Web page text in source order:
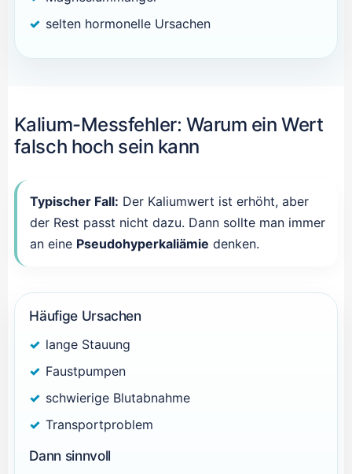
selten hormonelle Ursachen
Kalium-Messfehler: Warum ein Wert
falsch hoch sein kann
Typischer Fall: Der Kaliumwert ist erhöht, aber
der Rest passt nicht dazu. Dann sollte man immer
an eine Pseudohyperkaliämie denken.
Häufige Ursachen
lange Stauung
Faustpumpen
schwierige Blutabnahme
Transportproblem
Dann sinnvoll